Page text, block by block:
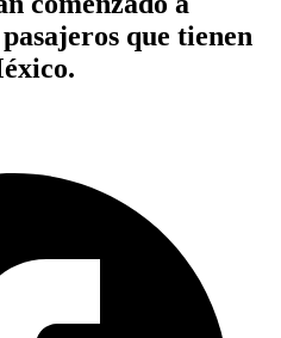
que tienen